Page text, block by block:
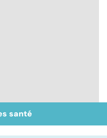
du sport à
c'est facile !
santé